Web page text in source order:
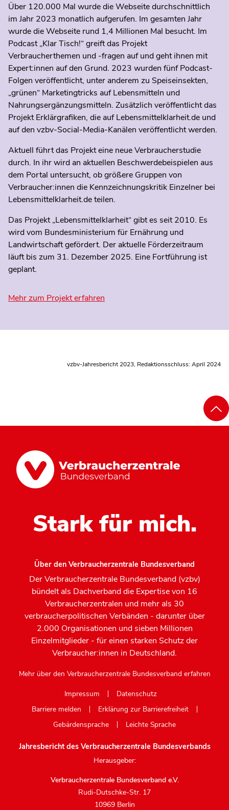
Über 120.000 Mal wurde die Webseite durchschnittlich
im Jahr 2023 monatlich aufgerufen. Im gesamten Jahr
wurde die Webseite rund 1,4 Millionen Mal besucht. Im
Podcast „Klar Tisch!“ greift das Projekt
Verbraucherthemen und -fragen auf und geht ihnen mit
Expert:innen auf den Grund. 2023 wurden fünf Podcast-
Folgen veröffentlicht, unter anderem zu Speiseinsekten,
„grünen“ Marketingtricks auf Lebensmitteln und
Nahrungsergänzungsmitteln. Zusätzlich veröffentlicht das
Projekt Erklärgrafiken, die auf Lebensmittelklarheit.de und
auf den vzbv-Social-Media-Kanälen veröffentlicht werden.
Aktuell führt das Projekt eine neue Verbraucherstudie
durch. In ihr wird an aktuellen Beschwerdebeispielen aus
dem Portal untersucht, ob größere Gruppen von
Verbraucher:innen die Kennzeichnungskritik Einzelner bei
Lebensmittelklarheit.de teilen.
Das Projekt „Lebensmittelklarheit“ gibt es seit 2010. Es
wird vom Bundesministerium für Ernährung und
Landwirtschaft gefördert. Der aktuelle Förderzeitraum
läuft bis zum 31. Dezember 2025. Eine Fortführung ist
geplant.
Mehr zum Projekt erfahren
vzbv-Jahresbericht 2023, Redaktionsschluss: April 2024
Stark für mich.
Über den Verbraucherzentrale Bundesverband
Der Verbraucherzentrale Bundesverband (vzbv)
bündelt als Dachverband die Expertise von 16
Verbraucherzentralen und mehr als 30
verbraucherpolitischen Verbänden - darunter über
2.000 Organisationen und sieben Millionen
Einzelmitglieder - für einen starken Schutz der
Verbraucher:innen in Deutschland.
Mehr über den Verbraucherzentrale Bundesverband erfahren
Impressum
Datenschutz
Barriere melden
Erklärung zur Barrierefreiheit
Gebärdensprache
Leichte Sprache
Jahresbericht des Verbraucherzentrale Bundesverbands
Herausgeber:
Verbraucherzentrale Bundesverband e.V.
Rudi-Dutschke-Str. 17
10969 Berlin